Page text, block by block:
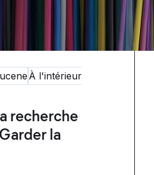
À l'intérieur
recherche
la